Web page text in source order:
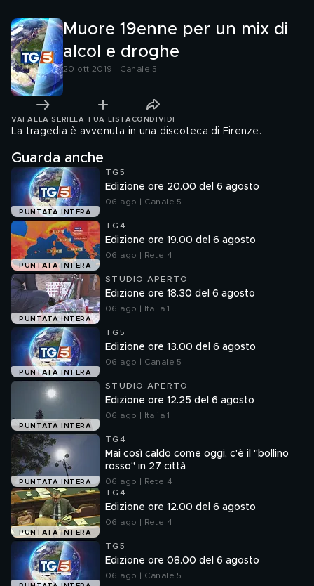
Muore 19enne per un mix di
alcol e droghe
20 ott 2019 | Canale 5
VAI ALLA SERIE LA TUA LISTA CONDIVIDI
La tragedia è avvenuta in una discoteca di Firenze.
Guarda anche
PUNTATA INTERA
TG5
Edizione ore 20.00 del 6 agosto
06 ago | Canale 5
PUNTATA INTERA
TG4
Edizione ore 19.00 del 6 agosto
06 ago | Rete 4
PUNTATA INTERA
STUDIO APERTO
Edizione ore 18.30 del 6 agosto
06 ago | Italia 1
PUNTATA INTERA
TG5
Edizione ore 13.00 del 6 agosto
06 ago | Canale 5
PUNTATA INTERA
STUDIO APERTO
Edizione ore 12.25 del 6 agosto
06 ago | Italia 1
PUNTATA INTERA
TG4
Mai così caldo come oggi, c'è il "bollino
rosso" in 27 città
06 ago | Rete 4
PUNTATA INTERA
TG4
Edizione ore 12.00 del 6 agosto
06 ago | Rete 4
TG5
Edizione ore 08.00 del 6 agosto
06 ago | Canale 5